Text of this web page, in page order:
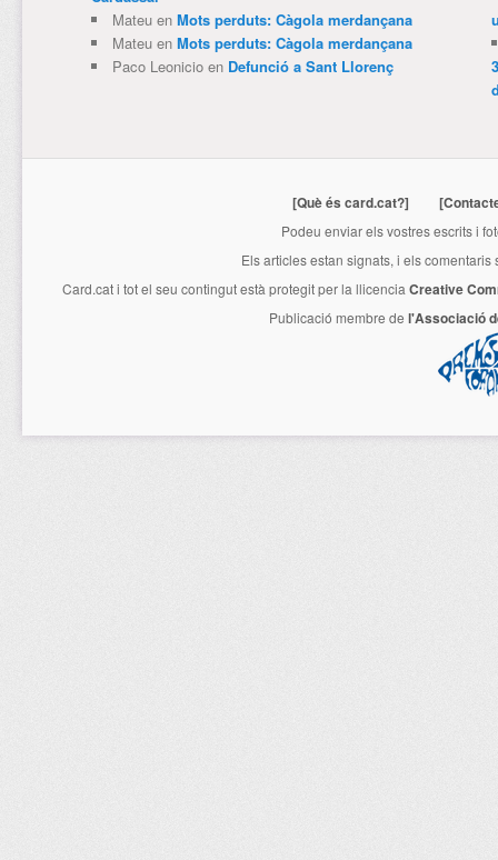
Mateuen Mots perduts: Càgola merdançana
Mateuen Mots perduts: Càgola merdançana
Paco Leonicioen Defunció a Sant Llorenç
[Què és card.cat?]
Podeu enviar els vostres escrits i
Els articles estan signats, i els
Card.cati tot el seu contingut està protegit per la llicencia Creative
Publicació membre de l'Associació